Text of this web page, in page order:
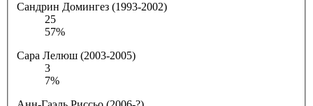
Сандрин Домингез (1993-2002)
25
57%
Сара Лелюш (2003-2005)
3
7%